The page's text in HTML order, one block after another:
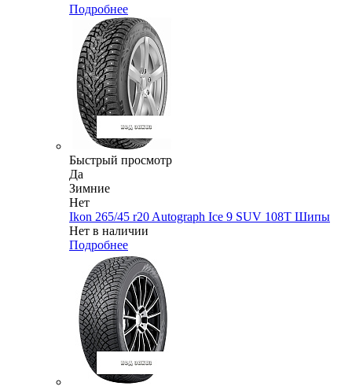
Подробнее
Быстрый просмотр
Да
Зимние
Нет
Ikon 265/45 r20 Autograph Ice 9 SUV 108T Шипы
Нет в наличии
Подробнее